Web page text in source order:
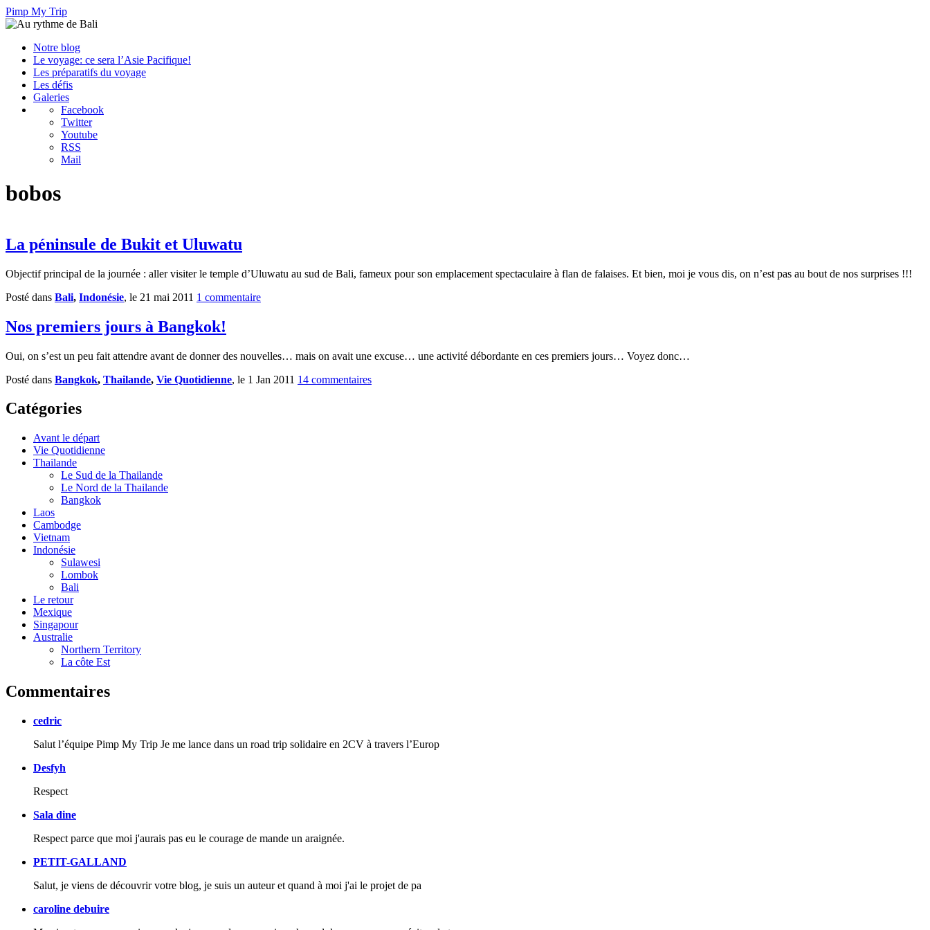
Pimp My Trip
Notre blog
Le voyage: ce sera l’Asie Pacifique!
Les préparatifs du voyage
Les défis
Galeries
Facebook
Twitter
Youtube
RSS
Mail
bobos
La péninsule de Bukit et Uluwatu
Objectif principal de la journée : aller visiter le temple d’Uluwatu au sud de Bali, fameux pour son emplacement spectaculaire à flan de falaises. Et bien, moi je vous dis, on n’est pas au bout de nos surprises !!!
Posté dans Bali, Indonésie, le 21 mai 2011 1 commentaire
Nos premiers jours à Bangkok!
Oui, on s’est un peu fait attendre avant de donner des nouvelles… mais on avait une excuse… une activité débordante en ces premiers jours… Voyez donc…
Posté dans Bangkok, Thailande, Vie Quotidienne, le 1 Jan 2011 14 commentaires
Catégories
Avant le départ
Vie Quotidienne
Thailande
Le Sud de la Thailande
Le Nord de la Thailande
Bangkok
Laos
Cambodge
Vietnam
Indonésie
Sulawesi
Lombok
Bali
Le retour
Mexique
Singapour
Australie
Northern Territory
La côte Est
Commentaires
cedric
Salut l’équipe Pimp My Trip Je me lance dans un road trip solidaire en 2CV à travers l’Europ
Desfyh
Respect
Sala dine
Respect parce que moi j'aurais pas eu le courage de mande un araignée.
PETIT-GALLAND
Salut, je viens de découvrir votre blog, je suis un auteur et quand à moi j'ai le projet de pa
caroline debuire